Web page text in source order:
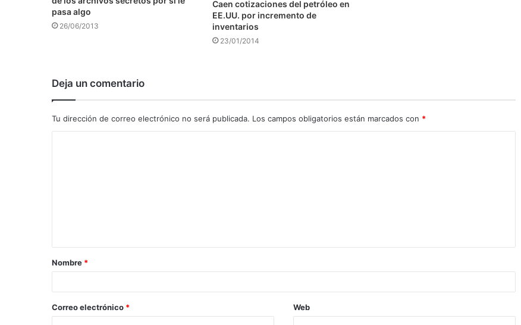
pasa algo
26/06/2013
Caen cotizaciones del petróleo en
EE.UU. por incremento de
inventarios
23/01/2014
Deja un comentario
Tu dirección de correo electrónico no será publicada. Los campos obligatorios están marcados con *
a
r
*
Nombre *
Correo electrónico * Web